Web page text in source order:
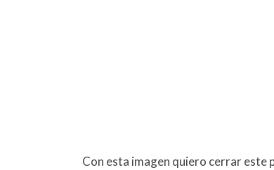
Con esta imagen quiero cerrar este